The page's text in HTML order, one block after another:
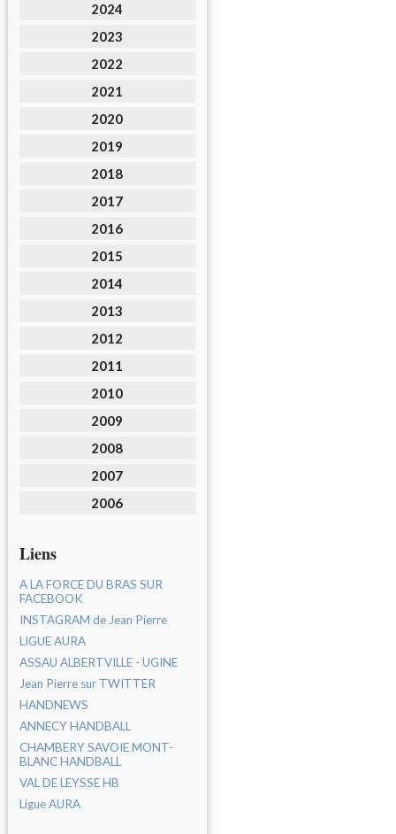
2024
2023
2022
2021
2020
2019
2018
2017
2016
2015
2014
2013
2012
2011
2010
2009
2008
2007
2006
Liens
A LA FORCE DU BRAS SUR
FACEBOOK
INSTAGRAM de Jean Pierre
LIGUE AURA
ASSAU ALBERTVILLE - UGINE
Jean Pierre sur TWITTER
HANDNEWS
ANNECY HANDBALL
CHAMBERY SAVOIE MONT-
BLANC HANDBALL
VAL DE LEYSSE HB
Ligue AURA